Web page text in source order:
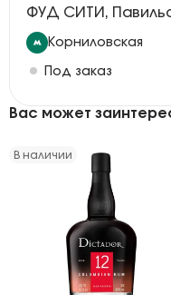
ФУД СИТИ,
Корниловская
Под заказ
Вас может
В наличии